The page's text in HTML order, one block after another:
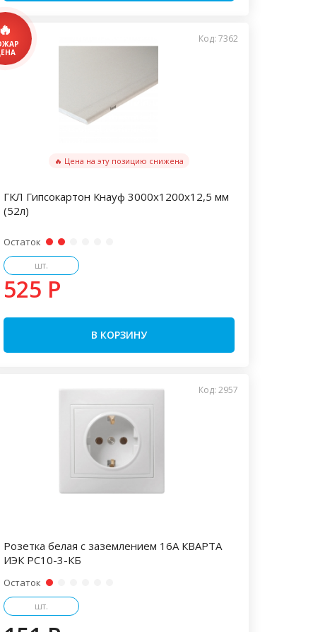
Код: 7362
🔥 Цена на эту позицию снижена
ГКЛ Гипсокартон Кнауф 3000х1200х12,5 мм
(52л)
Остаток
шт.
525 P
В КОРЗИНУ
Код: 2957
Розетка белая с заземлением 16А КВАРТА
ИЭК РС10-3-КБ
Остаток
шт.